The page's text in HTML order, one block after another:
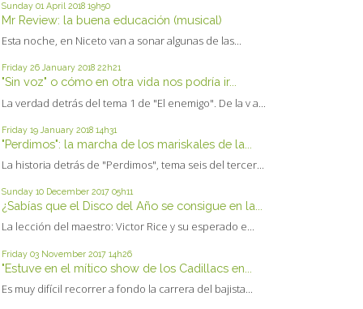
Sunday 01 April 2018 19h50
Mr Review: la buena educación (musical)
Esta noche, en Niceto van a sonar algunas de las...
Friday 26 January 2018 22h21
"Sin voz" o cómo en otra vida nos podría ir...
La verdad detrás del tema 1 de "El enemigo". De la v a...
Friday 19 January 2018 14h31
"Perdimos": la marcha de los mariskales de la...
La historia detrás de "Perdimos", tema seis del tercer...
Sunday 10 December 2017 05h11
¿Sabías que el Disco del Año se consigue en la...
La lección del maestro: Victor Rice y su esperado e...
Friday 03 November 2017 14h26
"Estuve en el mítico show de los Cadillacs en...
Es muy difícil recorrer a fondo la carrera del bajista...